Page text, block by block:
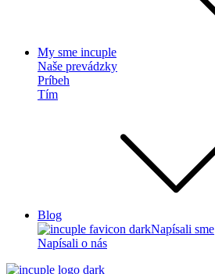
My sme incuple
Naše prevádzky
Príbeh
Tím
Blog
Napísali sme
Napísali o nás